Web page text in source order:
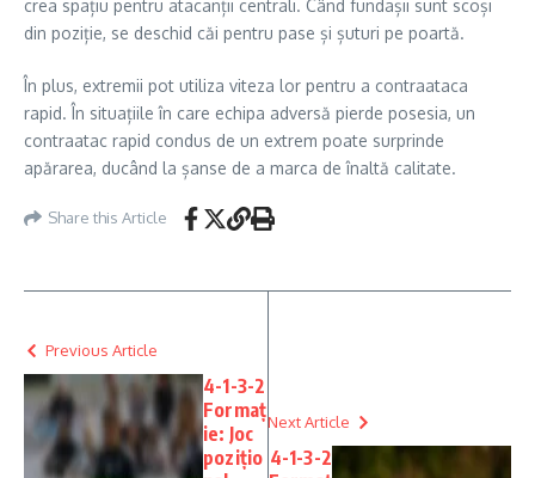
crea spațiu pentru atacanții centrali. Când fundașii sunt scoși
din poziție, se deschid căi pentru pase și șuturi pe poartă.
În plus, extremii pot utiliza viteza lor pentru a contraataca
rapid. În situațiile în care echipa adversă pierde posesia, un
contraatac rapid condus de un extrem poate surprinde
apărarea, ducând la șanse de a marca de înaltă calitate.
Share this Article
Previous Article
4-1-3-2
Formaț
ie: Joc
pozițio
Next Article
4-1-3-2